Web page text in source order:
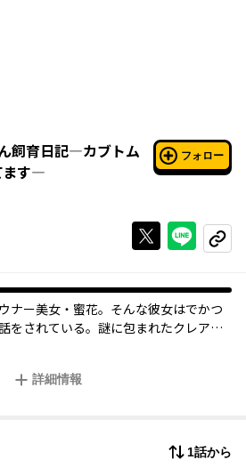
飼育日記―カブトム
ます―
フォロー
Xで投稿する
ライン
コピー
ナー美女・蜜花。そんな彼女はでかつ
をされている。謎に包まれたクレアの
幕！詳細情報
1話から